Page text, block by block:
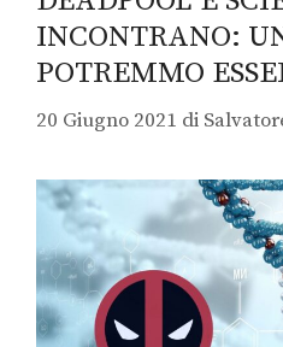
INCONTRANO:
POTREMMO
20 Giugno 2021 di